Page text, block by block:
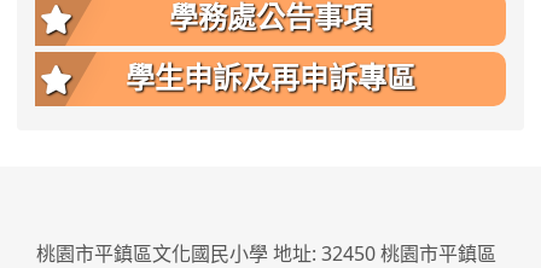
學務處公告事項
學生申訴及再申訴專區
桃園市平鎮區文化國民小學 地址: 32450 桃園市平鎮區